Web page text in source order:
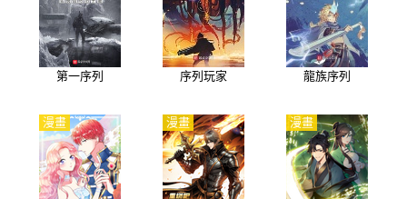
第一序列 序列玩家 龍族序列
漫畫 漫畫 漫畫